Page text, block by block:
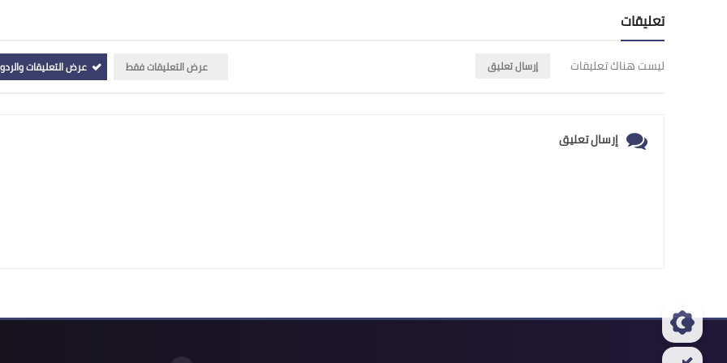
تعليقات
ليست هناك تعليقات إرسال تعليق عرض التعليقات فقط عرض التعليقات
إرسال تعليق